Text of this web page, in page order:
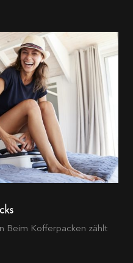
Beim Kofferpacken zählt